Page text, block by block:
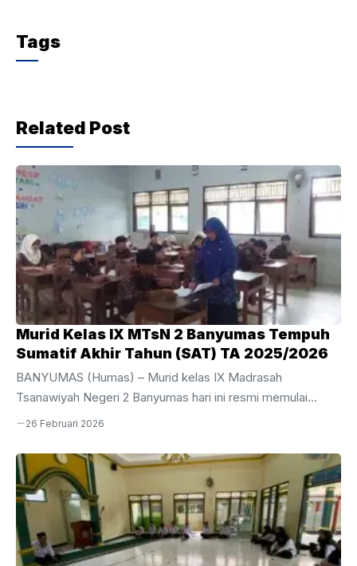
c
e
o
k
p
Tags
Related Post
Murid Kelas IX MTsN 2 Banyumas Tempuh
Sumatif Akhir Tahun (SAT) TA 2025/2026
BANYUMAS (Humas) – Murid kelas IX Madrasah
Tsanawiyah Negeri 2 Banyumas hari ini resmi memulai
perjuangan mereka dalam pelaksanaan Sumatif Akhir Tahun
siswa tingkat akhir ini dijadwalkan berlangsung selama
sepekan, mulai dari Kamis, 26 Februari hingga Jumat, 6
Maret 2026.Pelaksanaan SAT kali ini dipusatkan di area
gedung depan MTsN 2 Banyumas dengan menggunakan 10
ruang kelas yang telah disiapkan secara maksimal untuk
menjamin kenyamanan dan ketenangan siswa selama
26 Februari 2026